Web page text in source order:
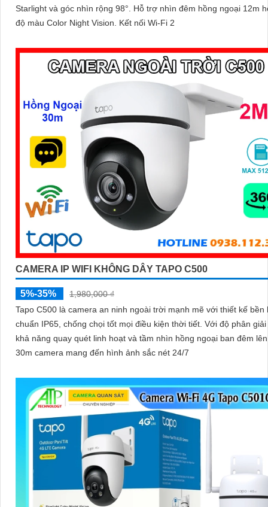
Starlight và góc nhìn rộng 98°. Hỗ trợ nhìn đêm hồng ngoại 12m hoặc chế
độ màu Color Night Vision. Kết nối Wi-Fi 2
CAMERA IP WIFI KHÔNG DÂY TAPO C500
5%-35%
1,980,000 ₫
Tapo C500 là camera an ninh ngoài trời mạnh mẽ với thiết kế bền
chuẩn IP65, chống chọi tốt mọi điều kiện thời tiết. Với độ phân giải 2MP
khả năng quay quét linh hoạt và tầm nhìn hồng ngoại ban đêm
30m camera mang đến hình ảnh sắc nét 24/7